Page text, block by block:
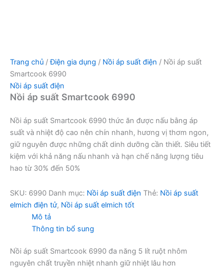
Trang chủ /Điện gia dụng / Nồi áp suất điện / Nồi áp suất
Smartcook 6990
Nồi áp suất điện
Nồi áp suất Smartcook 6990
Nồi áp suất Smartcook 6990 thức ăn được nấu bằng áp
suất và nhiệt độ cao nên chín nhanh, hương vị thơm ngon,
giữ nguyên được những chất dinh dưỡng cần thiết. Siêu tiết
kiệm với khả năng nấu nhanh và hạn chế năng lượng tiêu
hao từ 30% đến 50%
SKU: 6990 Danh mục: Nồi áp suất điện Thẻ: Nồi áp suất
elmich điện tử, Nồi áp suất elmich tốt
Mô tả
Thông tin bổ sung
Nồi áp suất Smartcook 6990 đa năng 5 lít ruột nhôm
nguyên chất truyền nhiệt nhanh giữ nhiệt lâu hơn